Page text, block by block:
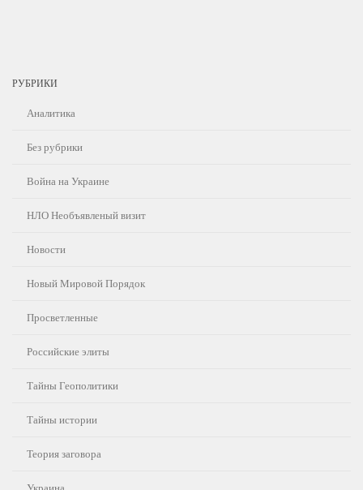
РУБРИКИ
Аналитика
Без рубрики
Война на Украине
НЛО Необъявленый визит
Новости
Новый Мировой Порядок
Просветленные
Российские элиты
Тайны Геополитики
Тайны истории
Теория заговора